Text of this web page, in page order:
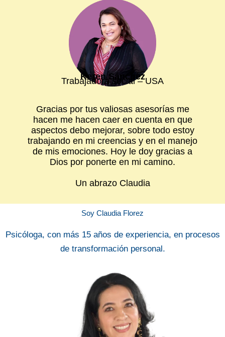
Keren Sánchez
Trabajadora social – USA
Gracias por tus valiosas asesorías me
hacen me hacen caer en cuenta en que
aspectos debo mejorar, sobre todo estoy
trabajando en mi creencias y en el manejo
de mis emociones. Hoy le doy gracias a
Dios por ponerte en mi camino.
Un abrazo Claudia
Soy Claudia Florez
Psicóloga, con más 15 años de experiencia, en procesos
de transformación personal.